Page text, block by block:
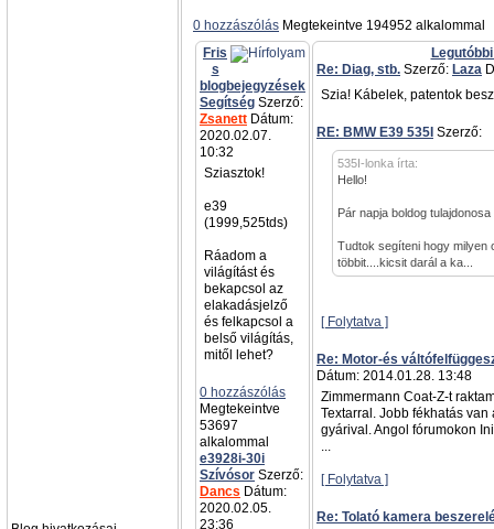
0 hozzászólás Megtekeintve 194952 alkalommal
Fris
s
blogbejegyzések
Segítség Szerző:
Zsanett Dátum:
2020.02.07.
10:32
Sziasztok!
e39
(1999,525tds)
Ráadom a
világítást és
bekapcsol az
elakadásjelző
és felkapcsol a
belső világítás,
mitől lehet?
0 hozzászólás
Megtekeintve
53697
alkalommal
e3928i-30i
Szívósor Szerző:
Dancs Dátum:
2020.02.05.
23:36
Re: Diag, stb. Szerző: Laza
Szia! Kábelek, patentok
RE: BMW E39 535I Szerző:
535I-lonka írta:
Hello!
Pár napja boldog
Tudtok segíteni hogy milyen
többit....kicsit darál a ka...
[ Folytatva ]
Re: Motor-és
Dátum: 2014.01.28. 13:48
Zimmermann Coat-Z-t
Textarral. Jobb fékhatás
gyárival. Angol fórumokon
...
[ Folytatva ]
Re: Tolató kamera